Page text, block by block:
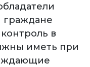
граждане
в
иметь при